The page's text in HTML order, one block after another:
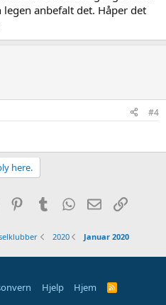
til MR da han mistenkte at det
seg fort!
anbefalt det. Håper det
#4
here.
Reddit PinterestTumblrWhatsApp
EpostLink
2020 Januar 2020
Hjelp Hjem
R